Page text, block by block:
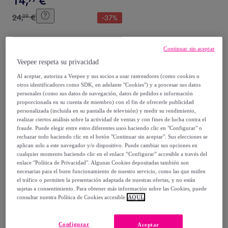
24,09 € -37%
SKPAT
Bolso Mochila Mujer Skpat
Viena Kaki
Verde
32,98 €
50%
Veepee respeta su privacidad
Al aceptar, autoriza a Veepee y sus socios a usar rastreadores (como cookies u
otros identificadores como SDK, en adelante "Cookies") y a procesar sus datos
personales (como sus datos de navegación, datos de pedidos e información
proporcionada en su cuenta de miembro) con el fin de ofrecerle publicidad
personalizada (incluida en su pantalla de televisión) y medir su rendimiento,
realizar ciertos análisis sobre la actividad de ventas y con fines de lucha contra el
fraude. Puede elegir entre estos diferentes usos haciendo clic en "Configurar" o
rechazar todo haciendo clic en el botón "Continuar sin aceptar". Sus elecciones se
aplican solo a este navegador y/o dispositivo. Puede cambiar sus opciones en
cualquier momento haciendo clic en el enlace “Configurar” accesible a través del
enlace "Política de Privacidad". Algunas Cookies depositadas también son
necesarias para el buen funcionamiento de nuestro servicio, como las que miden
el tráfico o permiten la presentación adaptada de nuestras ofertas, y no están
sujetas a consentimiento. Para obtener más información sobre las Cookies, puede
consultar nuestra Política de Cookies accesible AQUÍ.
Aceptar
Configurar
Continuar sin aceptar